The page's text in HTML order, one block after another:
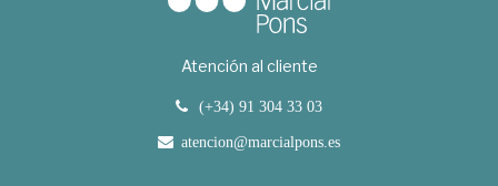
Atención al cliente
(+34) 91 304 33 03
atencion@marcialpons.es